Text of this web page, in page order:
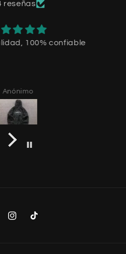
reseñas
100% confiable
Anónimo
Instagram
TikTok